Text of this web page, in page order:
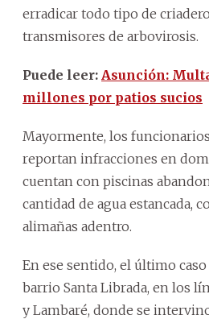
erradicar todo tipo de
transmisores de arbovirosis.
Puede leer: Asunción:
millones por patios sucios
Mayormente, los
reportan infracciones en
cuentan con piscinas
cantidad de agua estancada,
alimañas adentro.
En ese sentido, el último
barrio Santa Librada, en los
y Lambaré, donde se